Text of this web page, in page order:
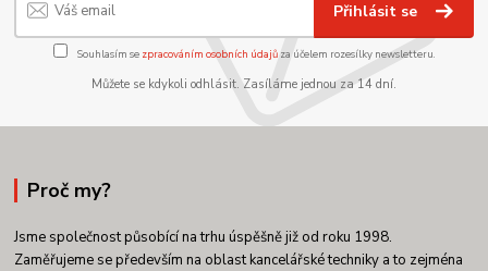
Přihlásit se
Souhlasím se zpracováním osobních údajůza účelem rozesílky newsletteru.
Můžete se kdykoli odhlásit. Zasíláme jednou za 14 dní.
Proč my?
Jsme společnost působící na trhu úspěšně již od roku 1998.
Zaměřujeme se především na oblast kancelářské techniky a to zejména